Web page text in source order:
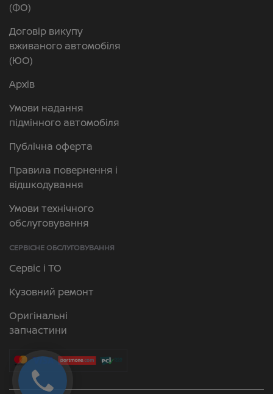
(ФО)
Договір викупу
вживаного автомобіля
(ЮО)
Архів
Умови надання
підмінного автомобіля
Публічна оферта
Правила повернення і
відшкодування
Умови технічного
обслуговування
СЕРВІСНЕ ОБСЛУГОВУВАННЯ
Сервіс і ТО
Кузовний ремонт
Оригінальні
запчастини